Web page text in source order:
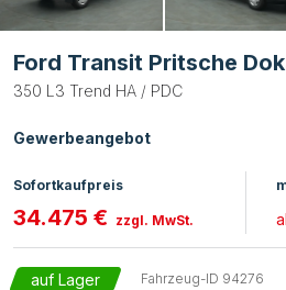
Ford Transit Pritsche
350 L3 Trend HA / PDC
Gewerbeangebot
Sofortkaufpreis
34.475 € zzgl. MwSt.
auf Lager Fahrzeug-ID 94276